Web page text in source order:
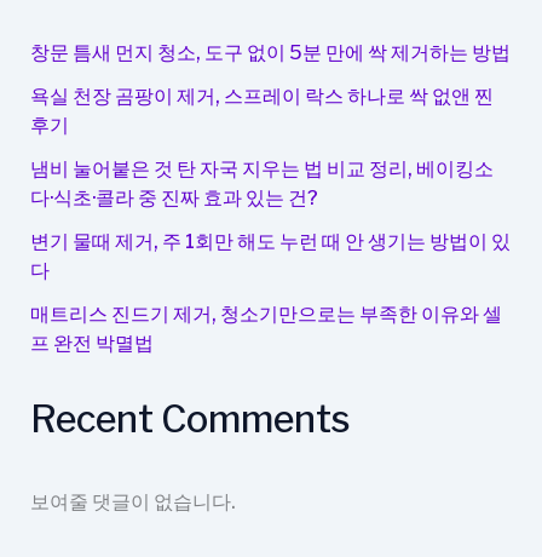
창문 틈새 먼지 청소, 도구 없이 5분 만에 싹 제거하는 방법
욕실 천장 곰팡이 제거, 스프레이 락스 하나로 싹 없앤 찐
후기
냄비 눌어붙은 것 탄 자국 지우는 법 비교 정리, 베이킹소
다·식초·콜라 중 진짜 효과 있는 건?
변기 물때 제거, 주 1회만 해도 누런 때 안 생기는 방법이 있
다
매트리스 진드기 제거, 청소기만으로는 부족한 이유와 셀
프 완전 박멸법
Recent Comments
보여줄 댓글이 없습니다.